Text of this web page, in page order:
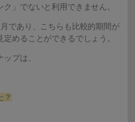
ク」でないと利用できません。
であり、こちらも比較的期間が
めることができるでしょう。
プは、
？